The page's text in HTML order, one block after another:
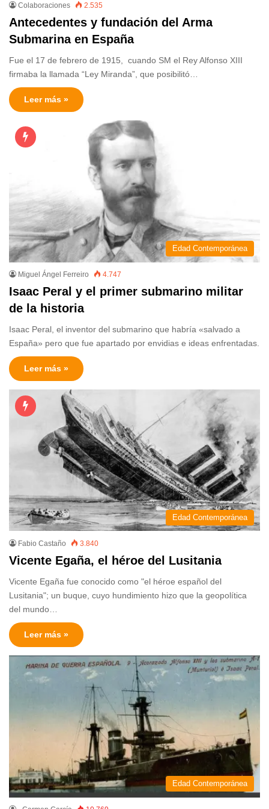
Colaboraciones 2.535
Antecedentes y fundación del Arma
Submarina en España
Fue el 17 de febrero de 1915, cuando SM el Rey Alfonso XIII
firmaba la llamada “Ley Miranda”, que posibilitó…
Leer más »
Edad Contemporánea
Miguel Ángel Ferreiro 4.747
Isaac Peral y el primer submarino militar
de la historia
Isaac Peral, el inventor del submarino que habría «salvado a
España» pero que fue apartado por envidias e ideas enfrentadas.
Leer más »
Edad Contemporánea
Fabio Castaño 3.840
Vicente Egaña, el héroe del Lusitania
Vicente Egaña fue conocido como "el héroe español del
Lusitania"; un buque, cuyo hundimiento hizo que la geopolítica
del mundo…
Leer más »
Edad Contemporánea